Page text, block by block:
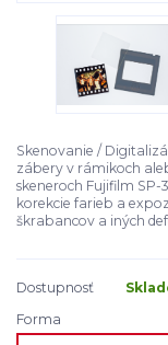
Skenovanie /
zábery v rámikoch
skeneroch Fujifilm SP-
korekcie farieb a
škrabancov a iných
Dostupnosť
Forma